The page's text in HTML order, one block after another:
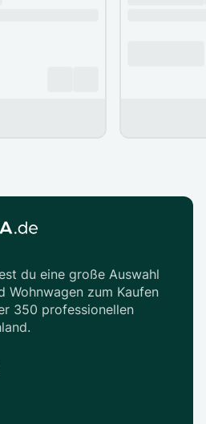
du eine große Auswahl
Wohnwagen zum Kaufen
350 professionellen